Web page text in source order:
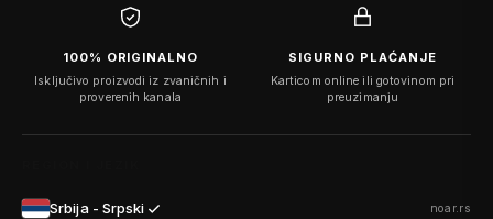
100% ORIGINALNO
Isključivo proizvodi iz zvaničnih i
proverenih kanala
SIGURNO PLAĆANJE
Karticom online ili gotovinom pri
preuzimanju
Srbija - Srpski noar.rs